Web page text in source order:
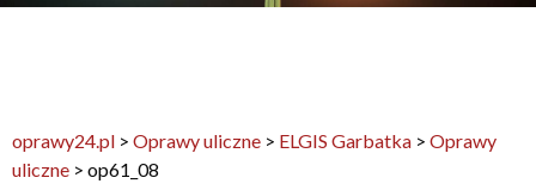
oprawy24.pl > Oprawy uliczne > ELGIS Garbatka > Oprawy
uliczne > op61_08